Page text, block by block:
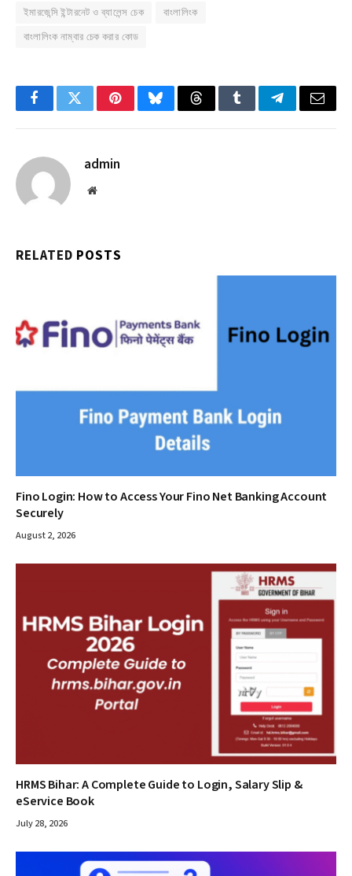
ইমারজেন্সি ইন্টারনেট ও ব্যালেন্স চেক
বাংলালিংক
বাংলালিংক নাম্বার চেক করার কোড
FacebookTwitterPinterestBlueskyThreadsTumblrTelegramEmail
admin
Website
RELATED POSTS
Fino Login: How to Access Your Fino Net Banking Account
Securely
August 2, 2026
HRMS Bihar: A Complete Guide to Login, Salary Slip &
eService Book
July 28, 2026